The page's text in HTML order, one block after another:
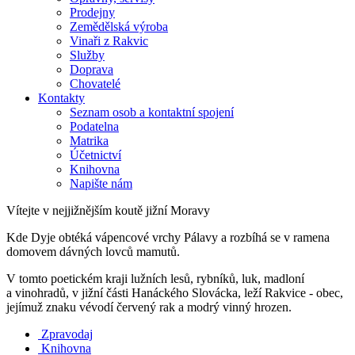
Prodejny
Zemědělská výroba
Vinaři z Rakvic
Služby
Doprava
Chovatelé
Kontakty
Seznam osob a kontaktní spojení
Podatelna
Matrika
Účetnictví
Knihovna
Napište nám
Vítejte v nejjižnějším koutě jižní Moravy
Kde Dyje obtéká vápencové vrchy Pálavy a rozbíhá se v ramena
domovem dávných lovců mamutů.
V tomto poetickém kraji lužních lesů, rybníků, luk, madloní
a vinohradů, v jižní části Hanáckého Slovácka, leží Rakvice - obec,
jejímuž znaku vévodí červený rak a modrý vinný hrozen.
Zpravodaj
Knihovna